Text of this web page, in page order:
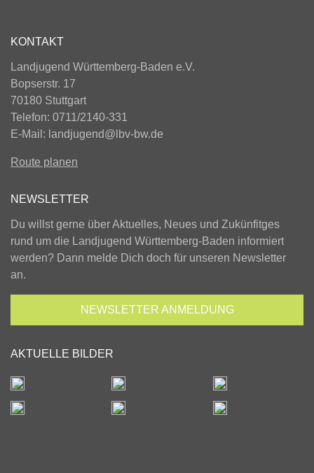
KONTAKT
Landjugend Württemberg-Baden e.V.
Bopserstr. 17
70180 Stuttgart
Telefon: 0711/2140-331
E-Mail: landjugend@lbv-bw.de
Route planen
NEWSLETTER
Du willst gerne über Aktuelles, Neues und Zukünfitges
rund um die Landjugend Württemberg-Baden informiert
werden? Dann melde Dich doch für unseren Newsletter
an.
NEWSLETTER ANMELDUNG
AKTUELLE BILDER